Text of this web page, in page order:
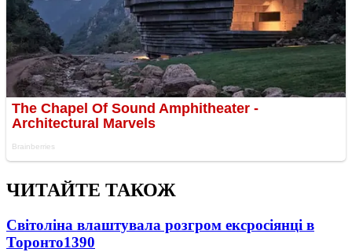
ЧИТАЙТЕ ТАКОЖ
Світоліна влаштувала розгром ексросіянці в
Торонто1390